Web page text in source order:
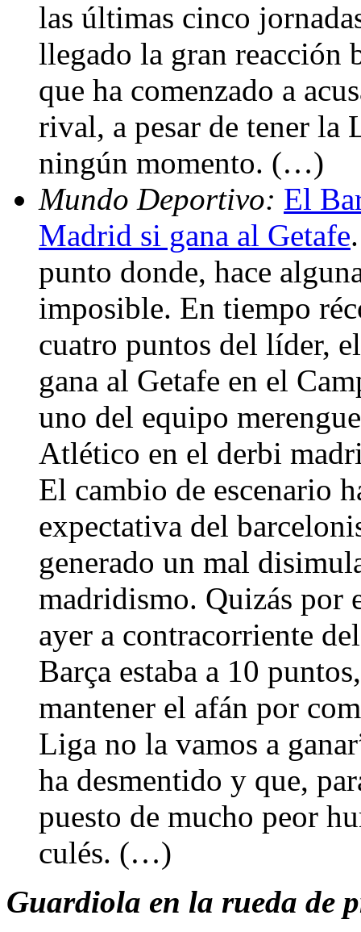
las últimas cinco
llegado la gran reacción
que ha comenzado a
rival, a pesar de tener la
ningún momento. (…)
Mundo Deportivo: El
Madrid si gana al Getafe
punto donde, hace
imposible. En tiempo
cuatro puntos del líder,
gana al Getafe en el
uno del equipo
Atlético en el derbi
El cambio de escenario
expectativa del
generado un mal
madridismo. Quizás por
ayer a contracorriente
Barça estaba a 10
mantener el afán por
Liga no la vamos a
ha desmentido y que,
puesto de mucho peor
culés. (…)
Guardiola en la rueda de